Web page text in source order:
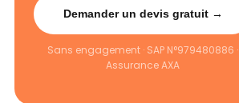
Demander un devis gratuit →
Sans engagement · SAP N°979480886 ·
Assurance AXA